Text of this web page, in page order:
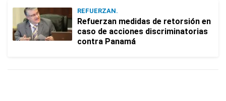
REFUERZAN.
Refuerzan medidas de retorsión en
caso de acciones discriminatorias
contra Panamá